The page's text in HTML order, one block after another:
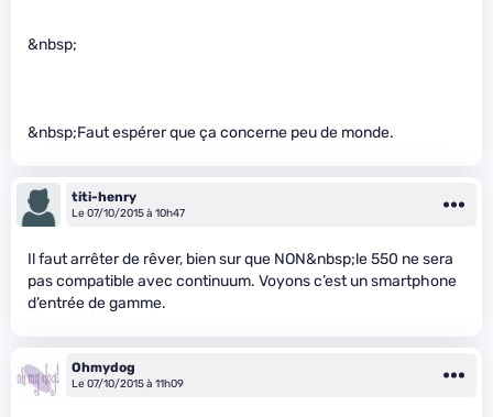
&nbsp;
&nbsp;Faut espérer que ça concerne peu de monde.
titi-henry
Le 07/10/2015 à 10h47
Il faut arrêter de rêver, bien sur que NON&nbsp;le 550 ne sera
pas compatible avec continuum. Voyons c’est un smartphone
d’entrée de gamme.
Ohmydog
Le 07/10/2015 à 11h09